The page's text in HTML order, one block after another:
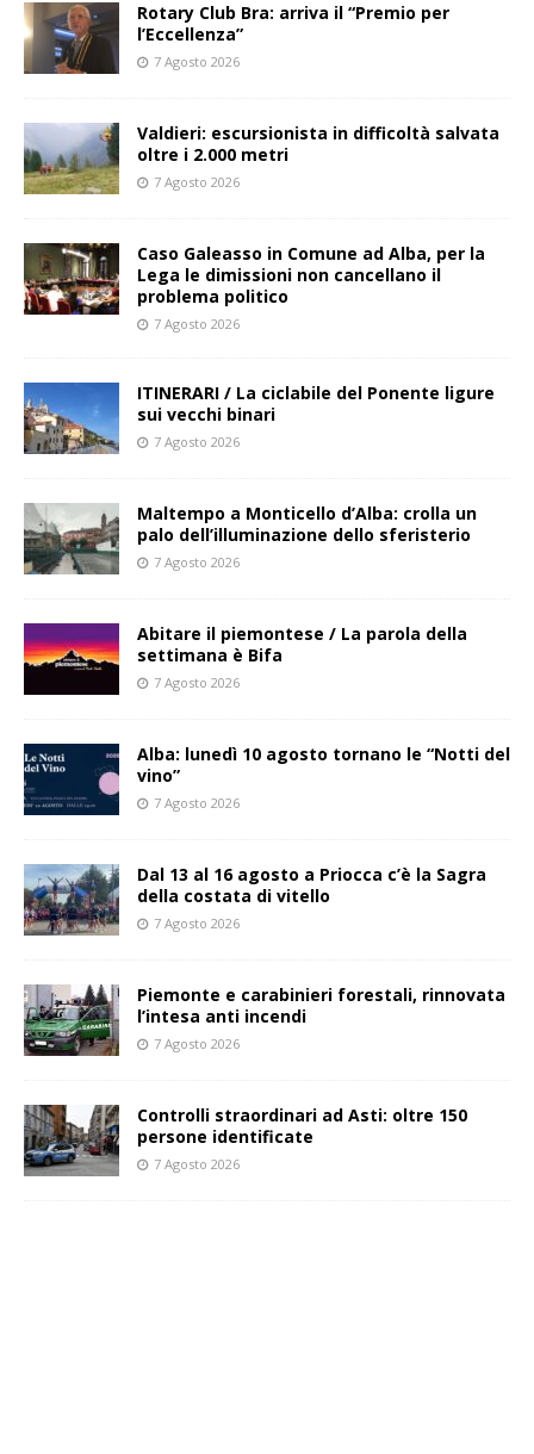
Rotary Club Bra: arriva il “Premio per
l’Eccellenza”
7 Agosto 2026
Valdieri: escursionista in difficoltà salvata
oltre i 2.000 metri
7 Agosto 2026
Caso Galeasso in Comune ad Alba, per la
Lega le dimissioni non cancellano il
problema politico
7 Agosto 2026
ITINERARI / La ciclabile del Ponente ligure
sui vecchi binari
7 Agosto 2026
Maltempo a Monticello d’Alba: crolla un
palo dell’illuminazione dello sferisterio
7 Agosto 2026
Abitare il piemontese / La parola della
settimana è Bifa
7 Agosto 2026
Alba: lunedì 10 agosto tornano le “Notti del
vino”
7 Agosto 2026
Dal 13 al 16 agosto a Priocca c’è la Sagra
della costata di vitello
7 Agosto 2026
Piemonte e carabinieri forestali, rinnovata
l’intesa anti incendi
7 Agosto 2026
Controlli straordinari ad Asti: oltre 150
persone identificate
7 Agosto 2026